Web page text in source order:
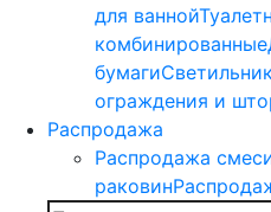
для ванной
комбинированные
бумаги
ограждения и
Распродажа
Распродажа
раковин